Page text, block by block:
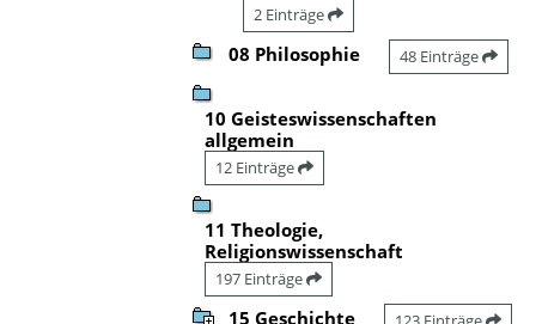
2 Einträge
08 Philosophie 48 Einträge
10 Geisteswissenschaften
allgemein
12 Einträge
11 Theologie,
Religionswissenschaft
197 Einträge
15 Geschichte